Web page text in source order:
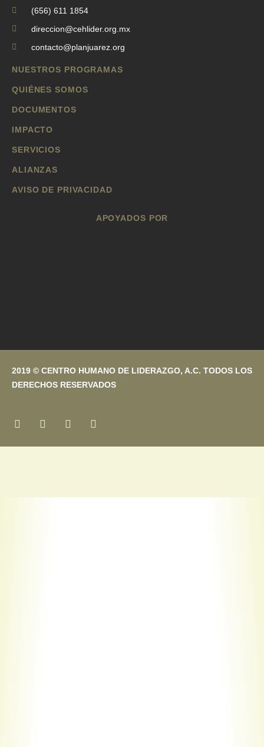
(656) 611 1854
direccion@cehlider.org.mx
contacto@planjuarez.org
NUESTROS PROGRAMAS
QUIÉNES SOMOS
DOCUMENTOS
IMPACTO
SERVICIOS
ALIANZAS
AVISO DE PRIVACIDAD
APOYADOS POR
2019 © CENTRO HUMANO DE LIDERAZGO, A.C. TODOS LOS
DERECHOS RESERVADOS